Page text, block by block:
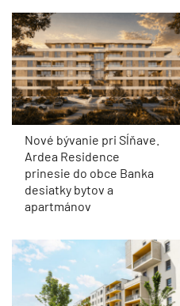
Nové bývanie pri Sĺňave.
Ardea Residence
prinesie do obce Banka
desiatky bytov a
apartmánov